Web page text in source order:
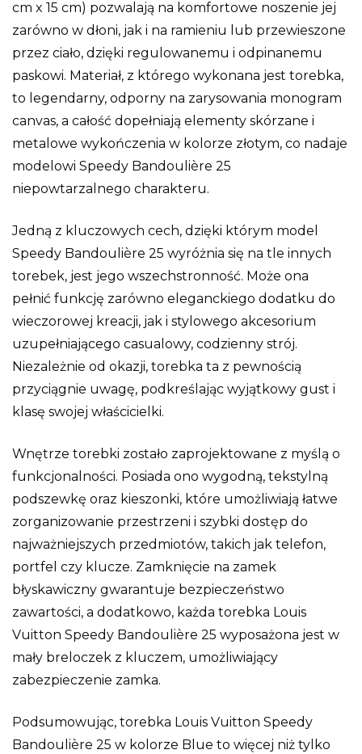
cm x 15 cm) pozwalają na komfortowe noszenie jej
zarówno w dłoni, jak i na ramieniu lub przewieszone
przez ciało, dzięki regulowanemu i odpinanemu
paskowi. Materiał, z którego wykonana jest torebka,
to legendarny, odporny na zarysowania monogram
canvas, a całość dopełniają elementy skórzane i
metalowe wykończenia w kolorze złotym, co nadaje
modelowi Speedy Bandoulière 25
niepowtarzalnego charakteru.
Jedną z kluczowych cech, dzięki którym model
Speedy Bandoulière 25 wyróżnia się na tle innych
torebek, jest jego wszechstronność. Może ona
pełnić funkcję zarówno eleganckiego dodatku do
wieczorowej kreacji, jak i stylowego akcesorium
uzupełniającego casualowy, codzienny strój.
Niezależnie od okazji, torebka ta z pewnością
przyciągnie uwagę, podkreślając wyjątkowy gust i
klasę swojej właścicielki.
Wnętrze torebki zostało zaprojektowane z myślą o
funkcjonalności. Posiada ono wygodną, tekstylną
podszewkę oraz kieszonki, które umożliwiają łatwe
zorganizowanie przestrzeni i szybki dostęp do
najważniejszych przedmiotów, takich jak telefon,
portfel czy klucze. Zamknięcie na zamek
błyskawiczny gwarantuje bezpieczeństwo
zawartości, a dodatkowo, każda torebka Louis
Vuitton Speedy Bandoulière 25 wyposażona jest w
mały breloczek z kluczem, umożliwiający
zabezpieczenie zamka.
Podsumowując, torebka Louis Vuitton Speedy
Bandoulière 25 w kolorze Blue to więcej niż tylko